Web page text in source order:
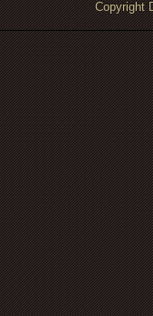
Copyright